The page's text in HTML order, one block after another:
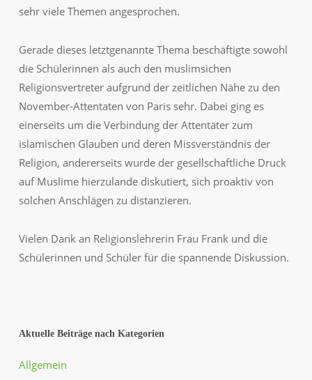
sehr viele Themen angesprochen.
Gerade dieses letztgenannte Thema beschäftigte sowohl
die Schülerinnen als auch den muslimsichen
Religionsvertreter aufgrund der zeitlichen Nähe zu den
November-Attentaten von Paris sehr. Dabei ging es
einerseits um die Verbindung der Attentäter zum
islamischen Glauben und deren Missverständnis der
Religion, andererseits wurde der gesellschaftliche Druck
auf Muslime hierzulande diskutiert, sich proaktiv von
solchen Anschlägen zu distanzieren.
Vielen Dank an Religionslehrerin Frau Frank und die
Schülerinnen und Schüler für die spannende Diskussion.
Aktuelle Beiträge nach Kategorien
Allgemein